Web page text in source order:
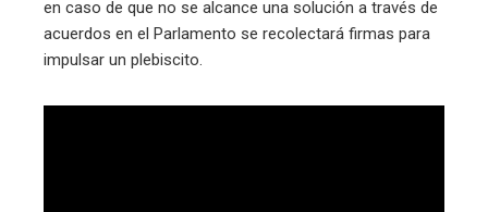
en caso de que no se alcance una solución a través de
acuerdos en el Parlamento se recolectará firmas para
impulsar un plebiscito.